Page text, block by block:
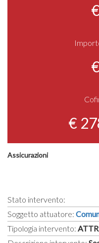
€
Assicurazioni
Stato intervento:
Soggetto attuatore:
Tipologia intervento: